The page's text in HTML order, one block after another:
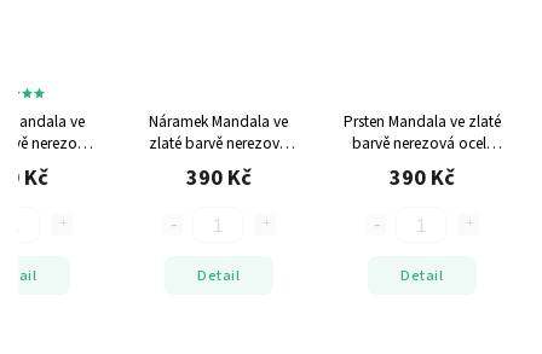
Mandala ve
nerezová
Kč
Náramek Mandala ve
zlaté barvěnerezová
ocel, nastavitelná
velikost
390 Kč
Detail
Prsten Mandala ve zlaté
barvěnerezová ocel,
nastavitelná velikost
390 Kč
Detail